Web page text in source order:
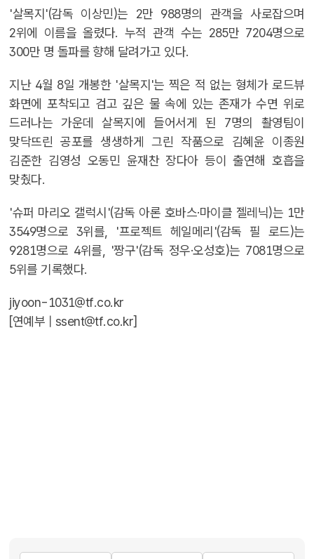
'살목지'(감독 이상민)는 2만 988명의 관객을 사로잡으며
2위에 이름을 올렸다. 누적 관객 수는 285만 7204명으로
300만 명 돌파를 향해 달려가고 있다.
지난 4월 8일 개봉한 '살목지'는 찍은 적 없는 형체가 로드뷰
화면에 포착되고 검고 깊은 물 속에 있는 존재가 수면 위로
드러나는 가운데 살목지에 들어서게 된 7명의 촬영팀이
맞닥뜨린 공포를 생생하게 그린 작품으로 김혜윤 이종원
김준한 김영성 오동민 윤재찬 장다아 등이 출연해 호흡을
맞췄다.
'슈퍼 마리오 갤럭시'(감독 아론 호바스·마이클 젤레닉)는 1만
3549명으로 3위를, '프로젝트 헤일메리'(감독 필 로드)는
9281명으로 4위를, '짱구'(감독 정우·오성호)는 7081명으로
5위를 기록했다.
jiyoon-1031@tf.co.kr
[연예부 | ssent@tf.co.kr]